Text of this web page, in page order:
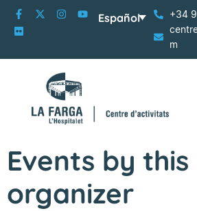
+34
m
Español
Events by this
organizer